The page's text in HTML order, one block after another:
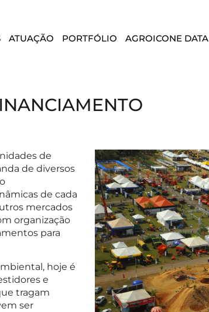
ATUAÇÃO PORTFÓLIO AGROICONE DATA
de
de diversos
de cada
mercados
organização
para
hoje é
e
tragam
ser